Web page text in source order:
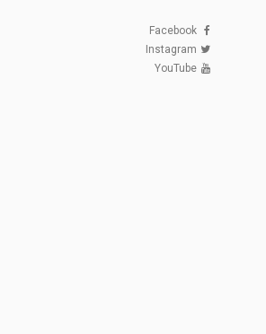
Facebook
Instagram
YouTube